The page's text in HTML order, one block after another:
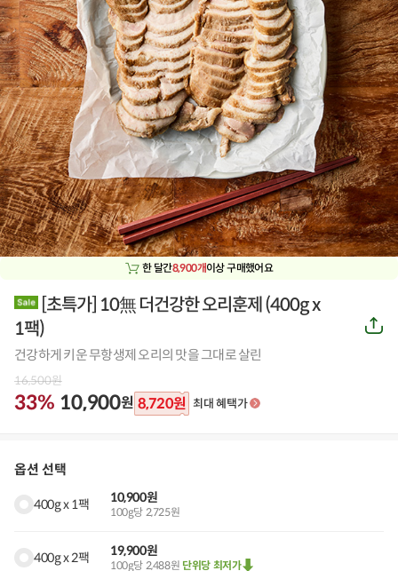
한 달간8,900개이상 구매했어요
[초특가] 10無 더건강한 오리훈제 (400g x
1팩)
건강하게 키운 무항생제 오리의 맛을 그대로 살린
16,500원
33% 10,900원 8,720원 최대 혜택가
공
유
옵션 선택
400g x 1팩 10,900원
100g당 2,725원
400g x 2팩 19,900원
100g당 2,488원 단위당 최저가